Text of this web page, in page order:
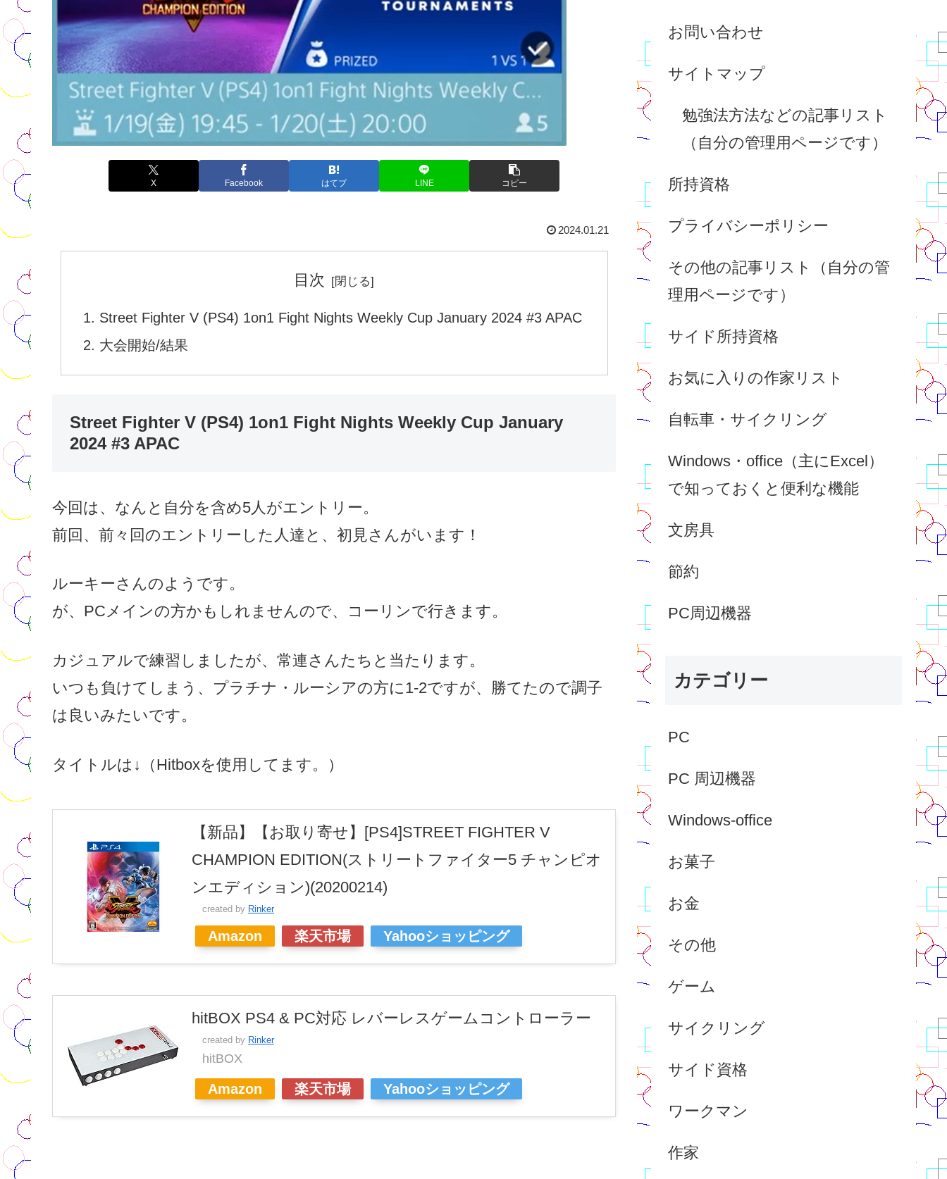
X Facebook はてブ LINE コピー
2024.01.21
目次
Street Fighter V (PS4) 1on1 Fight Nights Weekly Cup January 2024 #3 APAC
大会開始/結果
Street Fighter V (PS4) 1on1 Fight Nights Weekly Cup January
2024 #3 APAC
今回は、なんと自分を含め5人がエントリー。
前回、前々回のエントリーした人達と、初見さんがいます！
ルーキーさんのようです。
が、PCメインの方かもしれませんので、コーリンで行きます。
カジュアルで練習しましたが、常連さんたちと当たります。
いつも負けてしまう、プラチナ・ルーシアの方に1-2ですが、勝てたので調子
は良いみたいです。
タイトルは↓（Hitboxを使用してます。）
【新品】【お取り寄せ】[PS4]STREET FIGHTER V
CHAMPION EDITION(ストリートファイター5 チャンピオ
ンエディション)(20200214)
created by Rinker
Amazon 楽天市場 Yahooショッピング
hitBOX PS4 & PC対応 レバーレスゲームコントローラー
created by Rinker
hitBOX
Amazon 楽天市場 Yahooショッピング
お問い合わせ
サイトマップ
勉強法方法などの記事リスト
（自分の管理用ページです）
所持資格
プライバシーポリシー
その他の記事リスト（自分の管
理用ページです）
サイド所持資格
お気に入りの作家リスト
自転車・サイクリング
Windows・office（主にExcel）
で知っておくと便利な機能
文房具
節約
PC周辺機器
カテゴリー
PC
PC 周辺機器
Windows-office
お菓子
お金
その他
ゲーム
サイクリング
サイド資格
ワークマン
作家